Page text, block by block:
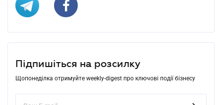
Підпишіться на розсилку
Щопонеділка отримуйте weekly-digest про ключові події бізнесу